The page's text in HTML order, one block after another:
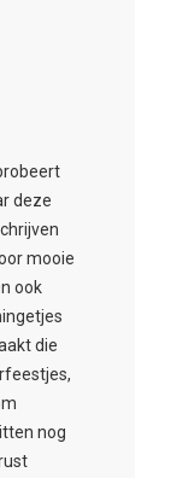
deze
mooie
ook
die
nog